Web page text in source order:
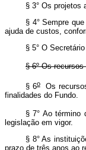
§ 3° Os projetos
§ 4° Sempre
ajuda de custos,
§ 5° O
§ 6º Os
§ 6oOs recursos
finalidades do Fundo.
§ 7° Ao término
legislação em vigor.
§ 8° As
prazo de três anos ao